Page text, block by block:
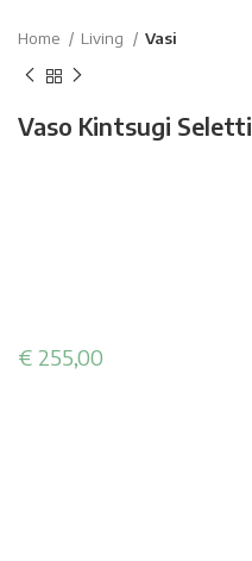
Home Living Vasi
Vaso Kintsugi Seletti
€ 255,00